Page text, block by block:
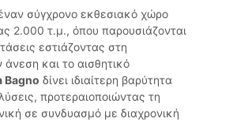
έναν σύγχρονο εκθεσιακό χώρο
2.000 τ.μ., όπου παρουσιάζονται
εστιάζοντας στη
άνεση και το αισθητικό
Bagno δίνει ιδιαίτερη βαρύτητα
προτεραιοποιώντας τη
σε συνδυασμό με διαχρονική